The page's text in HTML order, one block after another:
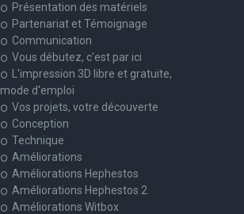
Présentation des matériels
Partenariat et Témoignage
Communication
Vous débutez, c'est par ici
L'impression 3D libre et gratuite,
mode d'emploi
Vos projets, votre découverte
Conception
Technique
Améliorations
Améliorations Hephestos
Améliorations Hephestos 2
Améliorations Witbox